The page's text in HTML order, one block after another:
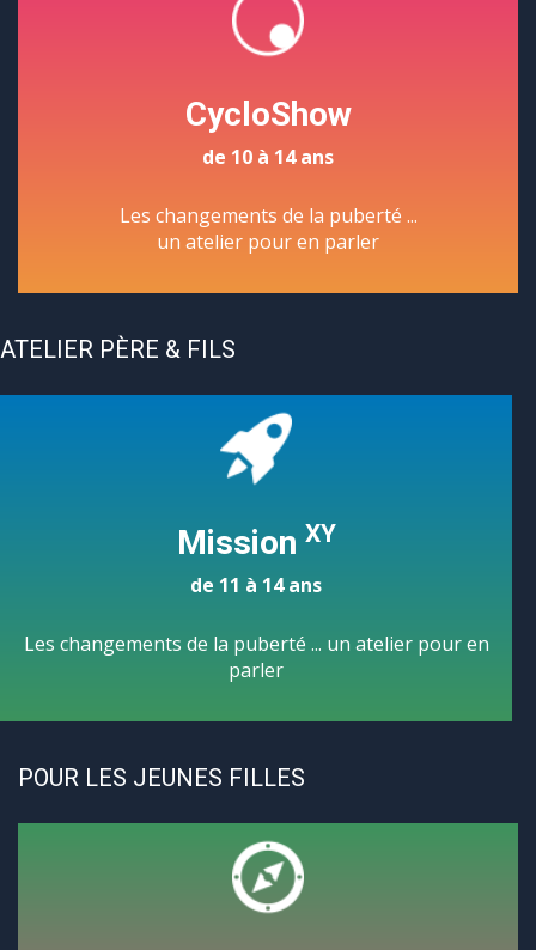
CycloShow
de 10 à 14 ans
Les changements de la puberté ...
un atelier pour en parler
ATELIER PÈRE & FILS
Mission XY
de 11 à 14 ans
Les changements de la puberté ... un atelier pour en
parler
POUR LES JEUNES FILLES